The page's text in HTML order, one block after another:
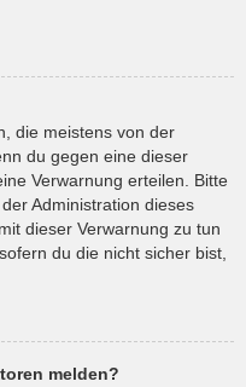
die meistens von der
du gegen eine dieser
Verwarnung erteilen. Bitte
Administration dieses
dieser Verwarnung zu tun
du die nicht sicher bist,
melden?